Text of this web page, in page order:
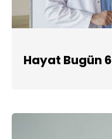
Hayat Bugün